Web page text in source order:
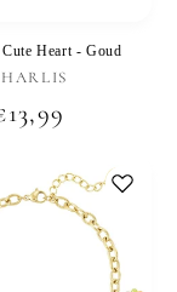
Heart - Goud
Verkoper: